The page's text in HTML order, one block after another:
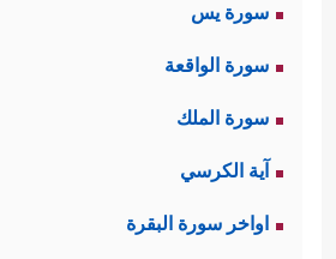
سورة يس
سورة الواقعة
سورة الملك
آية الكرسي
اواخر سورة البقرة